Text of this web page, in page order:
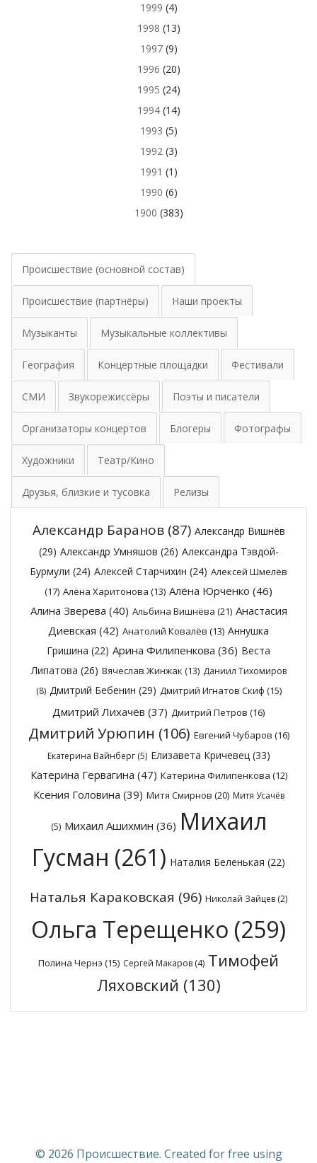
1999 (4)
1998 (13)
1997(9)
1996 (20)
1995 (24)
1994(14)
1993 (5)
1992(3)
1991 (1)
1990 (6)
1900 (383)
Происшествие (основной состав)
Происшествие (партнёры) Наши проекты
Музыканты Музыкальные коллективы
География Концертные площадки Фестивали
СМИ Звукорежиссёры Поэты и писатели
Организаторы концертов Блогеры Фотографы
Художники Театр/Кино
Друзья, близкие и тусовка Релизы
Александр Баранов(87) Александр Вишнёв
(29) Александр Умняшов (26) Александра Тэвдой-
Бурмули (24) Алексей Старчихин (24) Алексей Шмелёв
(17) Алёна Харитонова (13) Алёна Юрченко (46)
Алина Зверева (40) Альбина Вишнёва (21) Анастасия
Диевская (42) Анатолий Ковалёв (13) Аннушка
Гришина (22) Арина Филипенкова (36) Веста
Липатова (26) Вячеслав Жинжак (13) Даниил Тихомиров
(8) Дмитрий Бебенин (29) Дмитрий Игнатов Скиф (15)
Дмитрий Лихачёв (37) Дмитрий Петров (16)
Дмитрий Урюпин (106) Евгений Чубаров (16)
Екатерина Вайнберг(5) Елизавета Кричевец(33)
Катерина Гервагина (47) Катерина Филипенкова (12)
Ксения Головина (39) Митя Смирнов (20) Митя Усачёв
(5) Михаил Ашихмин (36) Михаил
Гусман (261) Наталия Беленькая (22)
Наталья Караковская (96) Николай Зайцев (2)
Ольга Терещенко (259)
Полина Чернэ (15) Сергей Макаров (4) Тимофей
Ляховский (130)
© 2026 Происшествие. Created for free using